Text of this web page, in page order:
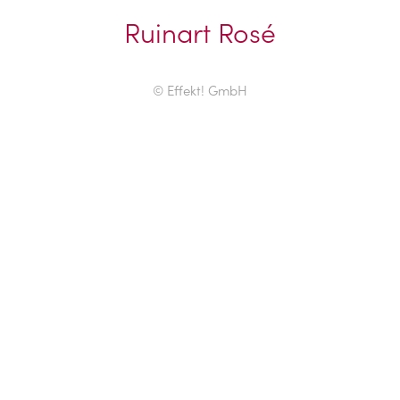
Ruinart Rosé
© Effekt! GmbH